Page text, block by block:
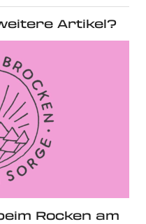
Artikel?
Rocken am